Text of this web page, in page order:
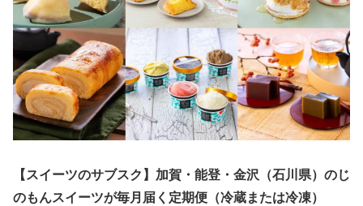
【スイーツのサブスク】加賀・能登・金沢（石川県）のじ
のもんスイーツが毎月届く定期便（冷蔵または冷凍）